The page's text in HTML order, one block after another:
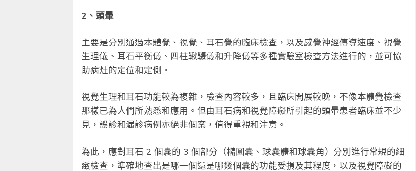
2、頭暈
主要是分別通過本體覺、視覺、耳石覺的臨床檢查，以及感覺神經傳導速度、視覺
生理儀、耳石平衡儀、四柱鞦韆儀和升降儀等多種實驗室檢查方法進行的，並可協
助病灶的定位和定側。
視覺生理和耳石功能較為複雜，檢查內容較多，且臨床開展較晚，不像本體覺檢查
那樣已為人們所熟悉和應用。但由耳石病和視覺障礙所引起的頭暈患者臨床並不少
見，誤診和漏診病例亦絕非個案，值得重視和注意。
為此，應對耳石 2 個囊的 3 個部分（橢圓囊、球囊體和球囊角）分別進行常規的細
緻檢查，準確地查出是哪一個還是哪幾個囊的功能受損及其程度，以及視覺障礙的